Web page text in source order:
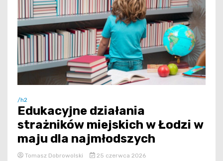
/h2
Edukacyjne działania
strażników miejskich w Łodzi w
maju dla najmłodszych
Tomasz Dobrowolski 25 czerwca 2026